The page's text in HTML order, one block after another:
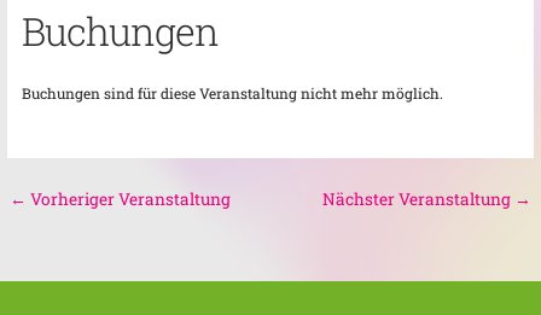
Buchungen
Buchungen sind für diese Veranstaltung nicht mehr möglich.
← Vorheriger Veranstaltung Nächster Veranstaltung →